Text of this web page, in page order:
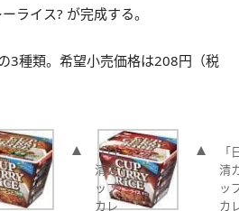
ライス? が完成する。
3種類。希望小売価格は208円（税
「日
清カ
ップ
カレ
「
清
ッ
カ